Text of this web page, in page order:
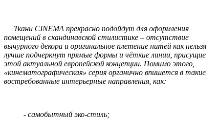
Ткани CINEMA прекрасно подойдут для оформления
помещений в скандинавской стилистике – отсутствие
вычурного декора и оригинальное плетение нитей как нельзя
лучше подчеркнут прямые формы и чёткие линии, присущие
этой актуальной европейской концепции. Помимо этого,
«кинематографическая» серия органично впишется в такие
востребованные интерьерные направления, как:
- самобытный эко-стиль;